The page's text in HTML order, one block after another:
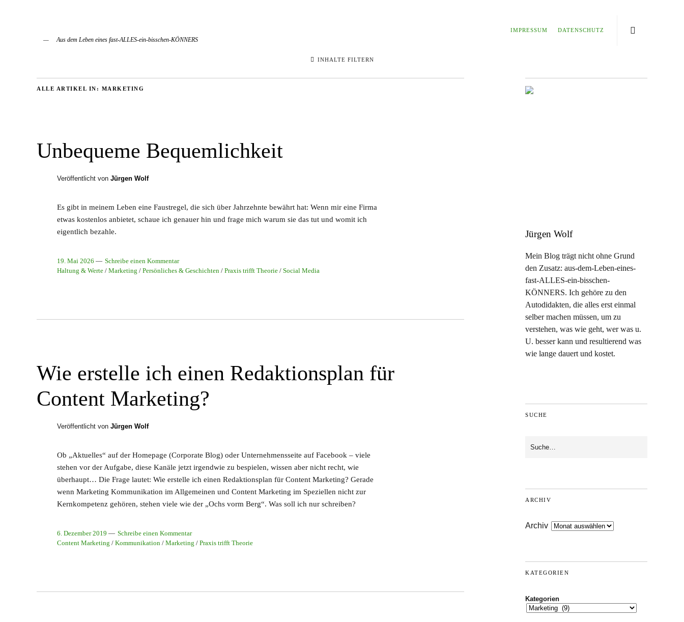
IMPRESSUM DATENSCHUTZ
Aus dem Leben eines fast-ALLES-ein-bisschen-KÖNNERS
INHALTE FILTERN
ALLE ARTIKEL IN: MARKETING
Unbequeme Bequemlichkeit
Veröffentlicht von Jürgen Wolf
Es gibt in meinem Leben eine Faustregel, die sich über Jahrzehnte bewährt hat: Wenn mir eine Firma
etwas kostenlos anbietet, schaue ich genauer hin und frage mich warum sie das tut und womit ich
eigentlich bezahle.
19. Mai 2026
Schreibe einen Kommentar
Haltung & Werte / Marketing / Persönliches & Geschichten / Praxis trifft Theorie / Social Media
Wie erstelle ich einen Redaktionsplan für
Content Marketing?
Veröffentlicht von Jürgen Wolf
Ob „Aktuelles“ auf der Homepage (Corporate Blog) oder Unternehmensseite auf Facebook – viele
stehen vor der Aufgabe, diese Kanäle jetzt irgendwie zu bespielen, wissen aber nicht recht, wie
überhaupt… Die Frage lautet: Wie erstelle ich einen Redaktionsplan für Content Marketing? Gerade
wenn Marketing Kommunikation im Allgemeinen und Content Marketing im Speziellen nicht zur
Kernkompetenz gehören, stehen viele wie der „Ochs vorm Berg“. Was soll ich nur schreiben?
6. Dezember 2019
Schreibe einen Kommentar
Content Marketing / Kommunikation / Marketing / Praxis trifft Theorie
Jürgen Wolf
Mein Blog trägt nicht ohne Grund
den Zusatz: aus-dem-Leben-eines-
fast-ALLES-ein-bisschen-
KÖNNERS. Ich gehöre zu den
Autodidakten, die alles erst einmal
selber machen müssen, um zu
verstehen, was wie geht, wer was u.
U. besser kann und resultierend was
wie lange dauert und kostet.
SUCHE
ARCHIV
Archiv
KATEGORIEN
Kategorien